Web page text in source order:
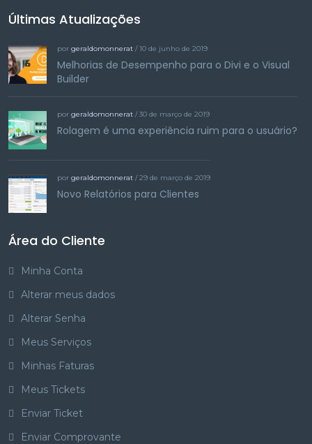
Últimas Atualizações
por geraldomonnerat / 10 de junho de 2019
Melhorias de Desempenho para o Divi e o Visual
Builder
por geraldomonnerat / 30 de março de 2019
Rolagem é uma experiência ruim para o usuário?
por geraldomonnerat / 29 de março de 2019
Novo Relatórios para Clientes
Área do Cliente
Minha Conta
Alterar meus dados
Alterar Senha
Meus Serviços
Minhas Faturas
Meus Tickets
Enviar Ticket
Enviar Comprovante